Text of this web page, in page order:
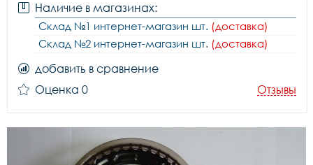
Наличие в магазинах:
Склад №1 интернет-магазин шт. (доставка)
Склад №2 интернет-магазин шт. (доставка)
добавить в сравнение
Оценка 0
Отзывы